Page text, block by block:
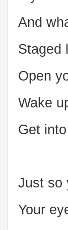
And
Staged
Open
Wake
Get
Just so
Your